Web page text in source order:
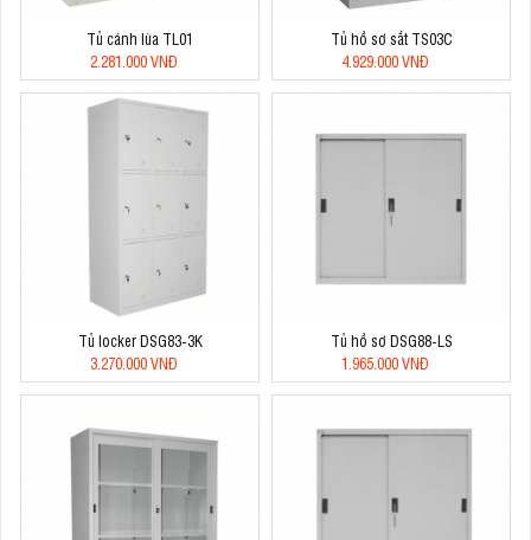
Tủ cánh lùa TL01
2.281.000 VNĐ
Tủ hồ sơ sắt TS03C
4.929.000 VNĐ
Tủ locker DSG83-3K
3.270.000 VNĐ
Tủ hồ sơ DSG88-LS
1.965.000 VNĐ